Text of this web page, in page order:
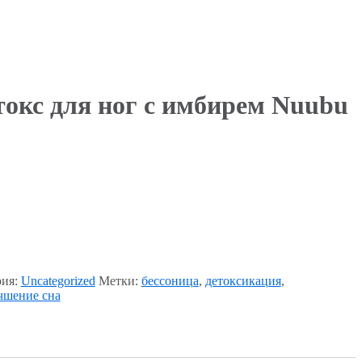
для ног с имбирем Nuubu
Uncategorized Метки: бессоница, детоксикация,
сна